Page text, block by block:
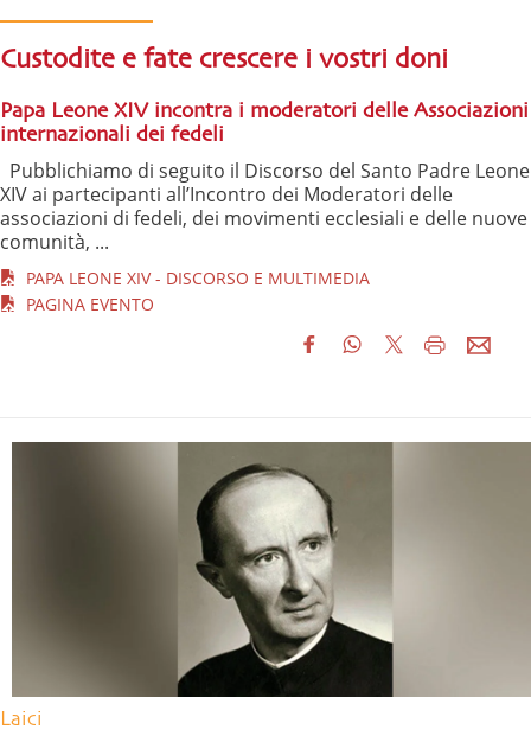
Custodite e fate crescere i vostri doni
Papa Leone XIV incontra i moderatori delle Associazioni
internazionali dei fedeli
Pubblichiamo di seguito il Discorso del Santo Padre Leone
XIV ai partecipanti all’Incontro dei Moderatori delle
associazioni di fedeli, dei movimenti ecclesiali e delle nuove
comunità, ...
PAPA LEONE XIV - DISCORSO E MULTIMEDIA
PAGINA EVENTO
Laici